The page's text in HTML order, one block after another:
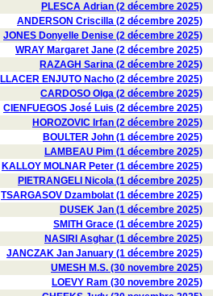
PLESCA Adrian (2 décembre 2025)
ANDERSON Criscilla (2 décembre 2025)
JONES Donyelle Denise (2 décembre 2025)
WRAY Margaret Jane (2 décembre 2025)
RAZAGH Sarina (2 décembre 2025)
LLACER ENJUTO Nacho (2 décembre 2025)
CARDOSO Olga (2 décembre 2025)
CIENFUEGOS José Luis (2 décembre 2025)
HOROZOVIC Irfan (2 décembre 2025)
BOULTER John (1 décembre 2025)
LAMBEAU Pim (1 décembre 2025)
KALLOY MOLNAR Peter (1 décembre 2025)
PIETRANGELI Nicola (1 décembre 2025)
TSARGASOV Dzambolat (1 décembre 2025)
DUSEK Jan (1 décembre 2025)
SMITH Grace (1 décembre 2025)
NASIRI Asghar (1 décembre 2025)
JANCZAK Jan January (1 décembre 2025)
UMESH M.S. (30 novembre 2025)
LOEVY Ram (30 novembre 2025)